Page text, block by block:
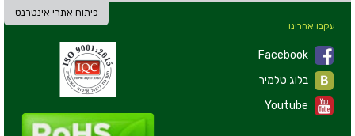
פיתוח אתרי אינטרנט
עקבו אחרינו
Facebook
Youtube